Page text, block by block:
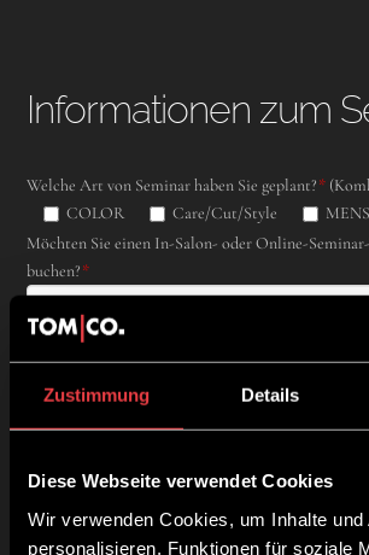
Zustimmung Details
Diese Webseite verwendet Cookies
Wir verwenden Cookies, um Inhalte und
personalisieren, Funktionen für soziale
Informationen zum
Welche Art von Seminar haben Sie geplant?*
COLOR
Care/Cut/Style
MENS
Möchten Sie einen In-Salon- oder Online-
buchen?*
BeiIn-Salon-Seminaren: Wie viele Trainer
ⓘAus hygienischen Gründen arbeiten wir nur mit
Seminaren und nicht mit Modellen. Wir senden